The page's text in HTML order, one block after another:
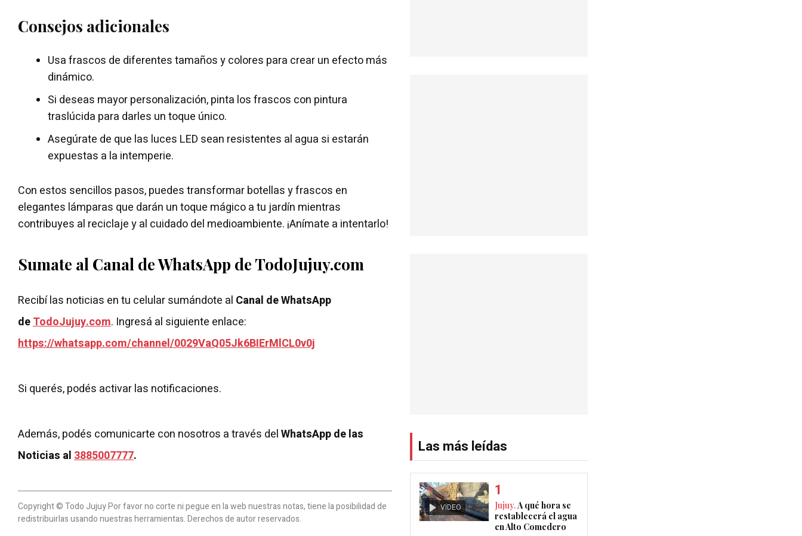
Consejos adicionales
Usa frascos de diferentes tamaños y colores para crear un efecto más
dinámico.
Si deseas mayor personalización, pinta los frascos con pintura
traslúcida para darles un toque único.
Asegúrate de que las luces LED sean resistentes al agua si estarán
expuestas a la intemperie.
Con estos sencillos pasos, puedes transformar botellas y frascos en
elegantes lámparas que darán un toque mágico a tu jardín mientras
contribuyes al reciclaje y al cuidado del medioambiente. ¡Anímate a intentarlo!
Sumate al Canal de WhatsApp de TodoJujuy.com
Recibí las noticias en tu celular sumándote al Canal de WhatsApp
deTodoJujuy.com. Ingresá al siguiente enlace:
https://whatsapp.com/channel/0029VaQ05Jk6BIErMlCL0v0j
Si querés, podés activar las notificaciones.
Además, podés comunicarte con nosotros a través delWhatsApp de las
Noticias al3885007777.
Copyright © Todo Jujuy Por favor no corte ni pegue en la web nuestras notas, tiene la posibilidad de
redistribuirlas usando nuestras herramientas. Derechos de autor reservados.
Las más leídas
VIDEO Jujuy.A qué hora se
restablecerá el agua
en Alto Comedero